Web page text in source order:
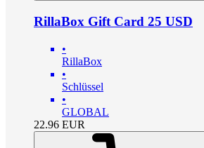
RillaBox Gift Card 25 USD
•
RillaBox
•
Schlüssel
•
GLOBAL
22.96 EUR